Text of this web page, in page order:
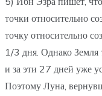
точки относительно
точку относительно
1/3 дня. Однако Земля
и за эти 27 дней уже
Поэтому Луна,